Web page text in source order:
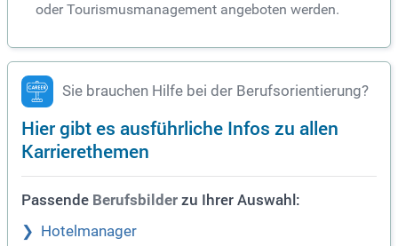
oder Tourismusmanagement angeboten werden.
Sie brauchen Hilfe bei der Berufsorientierung?
Hier gibt es ausführliche Infos zu allen
Karrierethemen
Passende Berufsbilder zu Ihrer Auswahl:
Hotelmanager